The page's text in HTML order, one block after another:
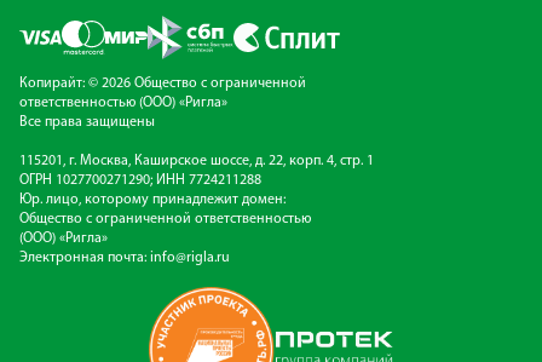
Копирайт: © 2026 Общество с ограниченной
ответственностью (ООО) «Ригла»
Все права защищены
115201, г. Москва, Каширское шоссе, д. 22, корп. 4, стр. 1
ОГРН 1027700271290; ИНН 7724211288
Юр. лицо, которому принадлежит домен:
Общество с ограниченной ответственностью
(ООО) «Ригла»
Электронная почта: info@rigla.ru